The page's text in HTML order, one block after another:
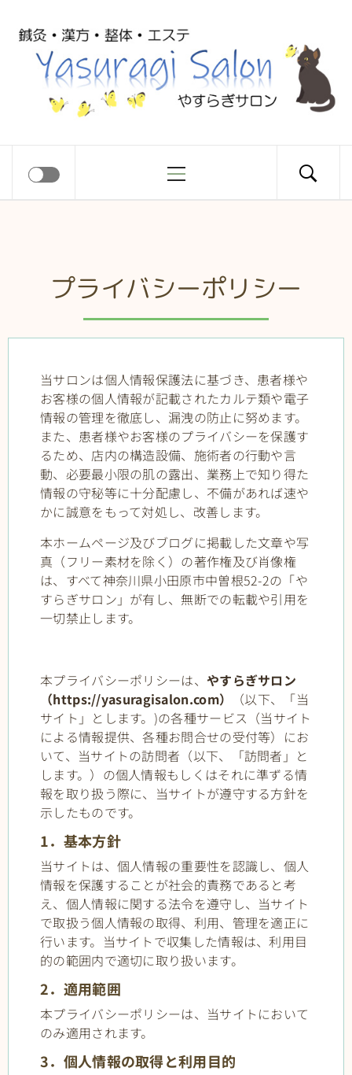
Yasuragi
Salon
プライバシーポリシー
当サロンは個人情報保護法に基づき、患者様や
お客様の個人情報が記載されたカルテ類や電子
情報の管理を徹底し、漏洩の防止に努めます。
また、患者様やお客様のプライバシーを保護す
るため、店内の構造設備、施術者の行動や言
動、必要最小限の肌の露出、業務上で知り得た
情報の守秘等に十分配慮し、不備があれば速や
かに誠意をもって対処し、改善します。
本ホームページ及びブログに掲載した文章や写
真（フリー素材を除く）の著作権及び肖像権
は、すべて神奈川県小田原市中曽根52-2の「や
すらぎサロン」が有し、無断での転載や引用を
一切禁止します。
本プライバシーポリシーは、 やすらぎサロン
（https://yasuragisalon.com）
（以下、「当
サイト」とします。)の各種サービス（当サイト
による情報提供、各種お問合せの受付等）にお
いて、当サイトの訪問者（以下、「訪問者」と
します。）の個人情報もしくはそれに準ずる情
報を取り扱う際に、当サイトが遵守する方針を
示したものです。
1．基本方針
当サイトは、個人情報の重要性を認識し、個人
情報を保護することが社会的責務であると考
え、個人情報に関する法令を遵守し、当サイト
で取扱う個人情報の取得、利用、管理を適正に
行います。当サイトで収集した情報は、利用目
的の範囲内で適切に取り扱います。
2．適用範囲
本プライバシーポリシーは、当サイトにおいて
のみ適用されます。
3．個人情報の取得と利用目的